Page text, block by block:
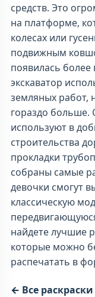
средств. Это
на платформе,
колесах или
подвижным
появилась более
экскаватор
земляных работ,
гораздо больше.
используют в
строительства
прокладки
собраны самые
девочки смогут
классическую
найдете лучшие
которые можно
распечатать в
← Все